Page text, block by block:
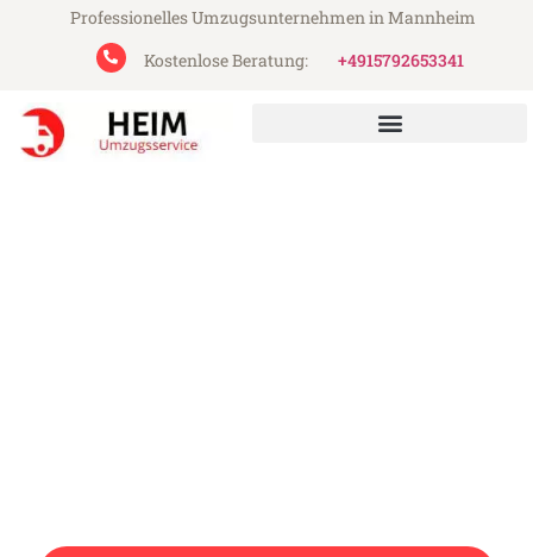
Professionelles Umzugsunternehmen in Mannheim
Kostenlose Beratung:
+4915792653341